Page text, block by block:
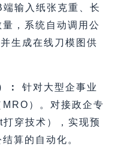
输入纸张克重、长
，系统自动调用公
生成在线刀模图供
：
针对大型企事业
）。对接政企专
穿技术），实现预
算的自动化。